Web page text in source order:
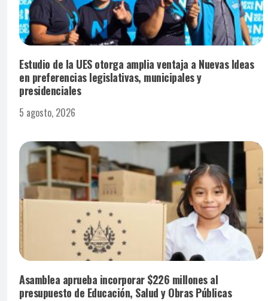
Estudio de la UES otorga amplia ventaja a Nuevas Ideas
en preferencias legislativas, municipales y
presidenciales
5 agosto, 2026
Asamblea aprueba incorporar $226 millones al
presupuesto de Educación, Salud y Obras Públicas